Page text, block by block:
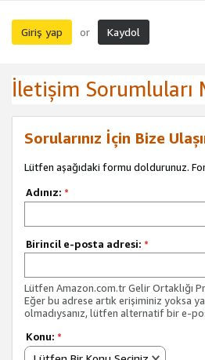
Giriş yap or Kaydol
İletişim
Sorularınız İçin Bize
Lütfen aşağıdaki formu doldurunuz.
Adınız: *
Birincil e-posta adresi: *
Lütfen Amazon.com.tr Gelir Ortaklığı
Eğer bu adrese artık erişiminiz yoksa
olmadıysanız, lütfen alternatif bir e-
Konu: *